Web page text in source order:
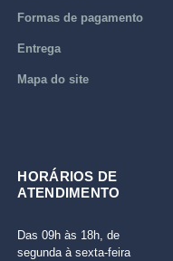
Formas de pagamento
Entrega
Mapa do site
HORÁRIOS DE
ATENDIMENTO
Das 09h às 18h, de
segunda à sexta-feira